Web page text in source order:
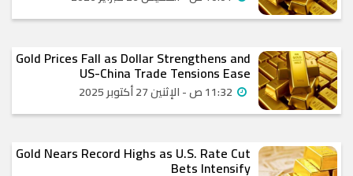
Gold Prices Fall as Dollar Strengthens and
US-China Trade Tensions Ease
Gold Nears Record Highs as U.S. Rate Cut
Bets Intensify